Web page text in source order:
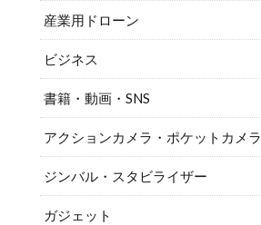
産業用ドローン
ビジネス
書籍・動画・SNS
アクションカメラ・ポケットカメラ
ジンバル・スタビライザー
ガジェット